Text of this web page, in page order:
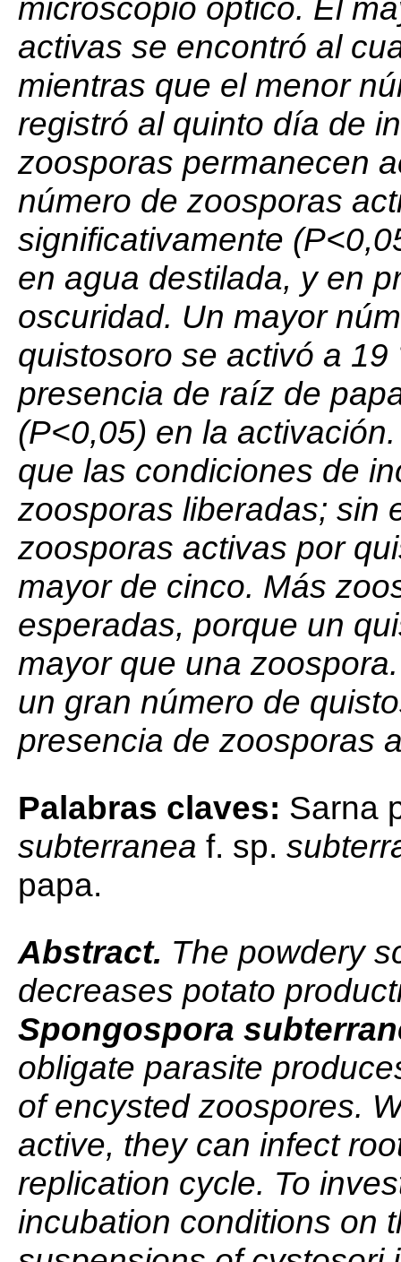
microscopio óptico. El
activas se encontró al
mientras que el menor
registró al quinto día de
zoosporas permanecen
número de zoosporas
significativamente
en agua destilada, y en
oscuridad. Un mayor
quistosoro se activó a 19
presencia de raíz de
(P<0,05) en la
que las condiciones de
zoosporas liberadas; sin
zoosporas activas por
mayor de cinco. Más
esperadas, porque un
mayor que una
un gran número de
presencia de zoosporas
Palabras claves: Sarna
subterranea f. sp.
papa.
Abstract. The powdery
decreases potato
Spongospora
obligate parasite
of encysted zoospores.
active, they can infect
replication cycle. To
incubation conditions on